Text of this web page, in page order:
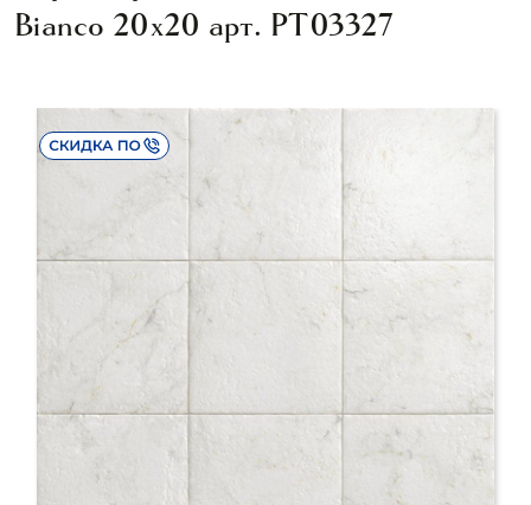
Bianco 20x20 арт. PT03327